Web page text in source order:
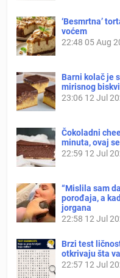
‘Besmrtna’
voćem
22:48 05 Aug
Barni kolač je
mirisnog
23:06 12 Jul
Čokoladni
minuta, ovaj
22:59 12 Jul
“Mislila sam
porođaja, a
jorgana
22:58 12 Jul
Brzi test
otkrivaju šta
22:57 12 Jul